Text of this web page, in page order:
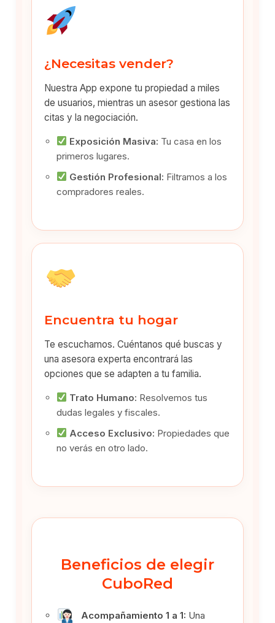
¿Necesitas vender?
Nuestra App expone tu propiedad a miles
de usuarios, mientras un asesor gestiona las
citas y la negociación.
Exposición Masiva: Tu casa en los
primeros lugares.
Gestión Profesional: Filtramos a los
compradores reales.
Encuentra tu hogar
Te escuchamos. Cuéntanos qué buscas y
una asesora experta encontrará las
opciones que se adapten a tu familia.
Trato Humano: Resolvemos tus
dudas legales y fiscales.
Acceso Exclusivo: Propiedades que
no verás en otro lado.
Beneficios de elegir
CuboRed
Acompañamiento 1 a 1: Una